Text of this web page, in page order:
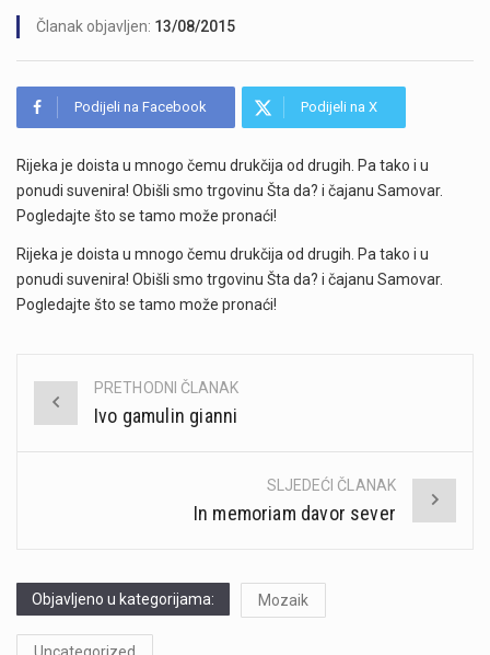
Članak objavljen: 13/08/2015
Podijeli na Facebook Podijeli na X
Rijeka je doista u mnogo čemu drukčija od drugih. Pa tako i u
ponudi suvenira! Obišli smo trgovinu Šta da? i čajanu Samovar.
Pogledajte što se tamo može pronaći!
Rijeka je doista u mnogo čemu drukčija od drugih. Pa tako i u
ponudi suvenira! Obišli smo trgovinu Šta da? i čajanu Samovar.
Pogledajte što se tamo može pronaći!
Post
navigation
PRETHODNI ČLANAK
Ivo gamulin gianni
SLJEDEĆI ČLANAK
In memoriam davor sever
Objavljeno u kategorijama: Mozaik